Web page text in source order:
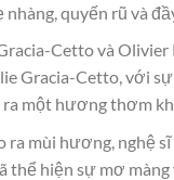
quyến rũ và
Cetto và
Gracia-Cetto, với
một hương thơm
mùi hương, nghệ
thể hiện sự mơ